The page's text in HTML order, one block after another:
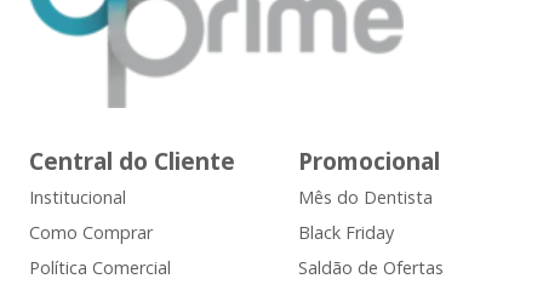
Central do Cliente
Institucional
Como Comprar
Política Comercial
Promocional
Mês do Dentista
Black Friday
Saldão de Ofertas